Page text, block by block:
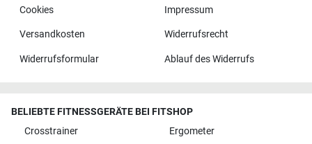
Cookies Impressum
Versandkosten Widerrufsrecht
Widerrufsformular Ablauf des Widerrufs
BELIEBTE FITNESSGERÄTE BEI FITSHOP
Crosstrainer
Ergometer